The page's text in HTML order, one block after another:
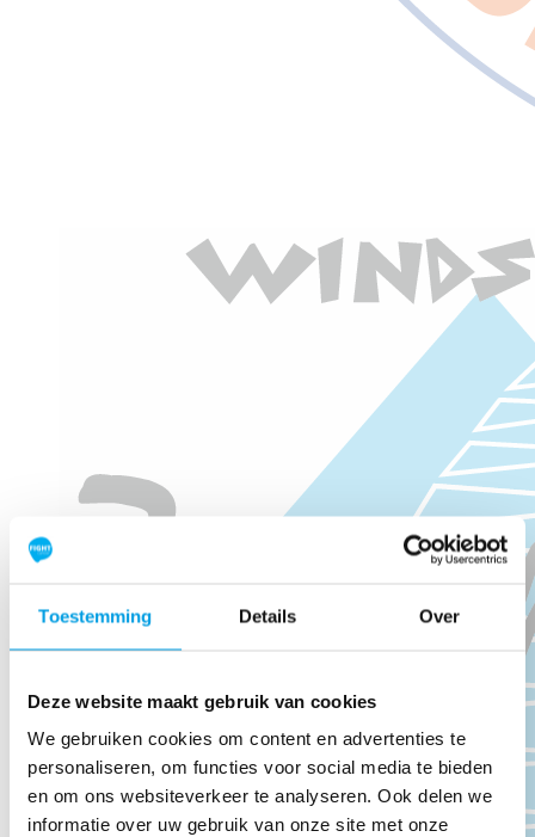
Toestemming Details Over
Deze website maakt gebruik van cookies
We gebruiken cookies om content en advertenties te
personaliseren, om functies voor social media te bieden
en om ons websiteverkeer te analyseren. Ook delen we
informatie over uw gebruik van onze site met onze